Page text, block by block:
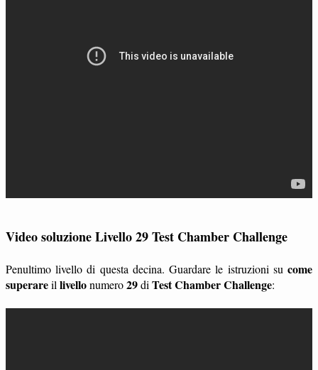
Video soluzione Livello 29 Test Chamber Challenge
Penultimo livello di questa decina. Guardare le istruzioni su come
superareil livellonumero29di Test Chamber Challenge: